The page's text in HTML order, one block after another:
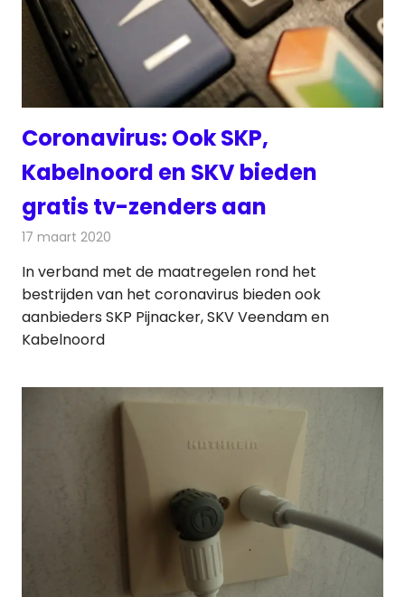
Coronavirus: Ook SKP,
Kabelnoord en SKV bieden
gratis tv-zenders aan
17 maart 2020
In verband met de maatregelen rond het
bestrijden van het coronavirus bieden ook
aanbieders SKP Pijnacker, SKV Veendam en
Kabelnoord